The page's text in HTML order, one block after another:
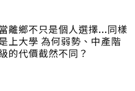
離鄉不只是個人選擇...同樣
上大學 為何弱勢、中產階
的代價截然不同？